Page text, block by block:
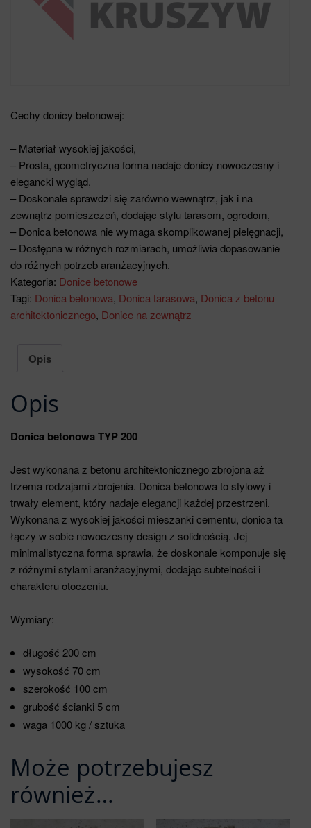
Cechy donicy betonowej:
– Materiał wysokiej jakości,
– Prosta, geometryczna forma nadaje donicy nowoczesny i
elegancki wygląd,
– Doskonale sprawdzi się zarówno wewnątrz, jak i na
zewnątrz pomieszczeń, dodając stylu tarasom, ogrodom,
– Donica betonowa nie wymaga skomplikowanej pielęgnacji,
– Dostępna w różnych rozmiarach, umożliwia dopasowanie
do różnych potrzeb aranżacyjnych.
Kategoria: Donice betonowe
Tagi: Donica betonowa, Donica tarasowa, Donica z betonu
architektonicznego, Donice na zewnątrz
Opis
Opis
Donica betonowa TYP 200
Jest wykonana z betonu architektonicznego zbrojona aż
trzema rodzajami zbrojenia. Donica betonowa to stylowy i
trwały element, który nadaje elegancji każdej przestrzeni.
Wykonana z wysokiej jakości mieszanki cementu, donica ta
łączy w sobie nowoczesny design z solidnością. Jej
minimalistyczna forma sprawia, że doskonale komponuje się
z różnymi stylami aranżacyjnymi, dodając subtelności i
charakteru otoczeniu.
Wymiary:
długość 200 cm
wysokość 70 cm
szerokość 100 cm
grubość ścianki 5 cm
waga 1000 kg / sztuka
Może potrzebujesz
również…